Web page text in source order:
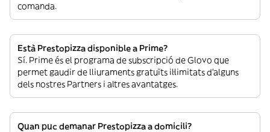
comanda.
Està Prestopizza disponible a Prime?
Sí. Prime és el programa de subscripció de Glovo que
permet gaudir de lliuraments gratuïts il·limitats d’alguns
dels nostres Partners i altres avantatges.
Quan puc demanar Prestopizza a domicili?